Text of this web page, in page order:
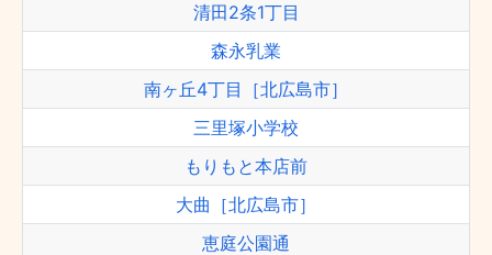
清田2条1丁目
森永乳業
南ヶ丘4丁目［北広島市］
三里塚小学校
もりもと本店前
大曲［北広島市］
恵庭公園通